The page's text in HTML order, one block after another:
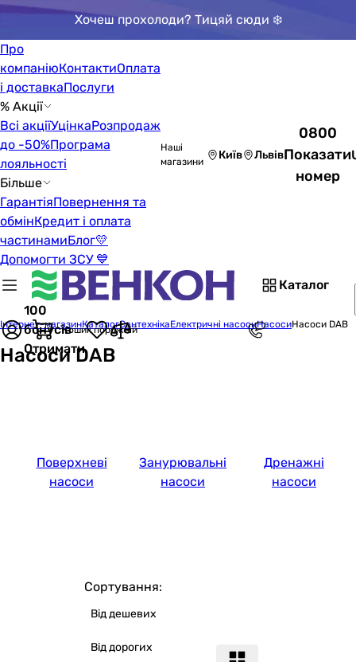
Хочеш прохолоди? Тицяй сюди ❄️
Про
компаніюКонтактиОплата
і доставкаПослуги
% Акції
Всі акціїУцінкаРозпродаж
до -50%Програма
лояльності
Більше
ГарантіяПовернення та
обмінКредит і оплата
частинамиБлог💛
Допомогти ЗСУ 💙
Наші
магазини
Київ Львів
0800
Показати
номер
Каталог
100
бонусів
Отримати
Кошик порожній
Інтернет-магазинКаталогСантехнікаЕлектричні насосиНасосиНасоси DAB
Насоси DAB
Поверхневі
насоси
Занурювальні
насоси
Дренажні
насоси
Сортування:
Від дешевих
Від дорогих